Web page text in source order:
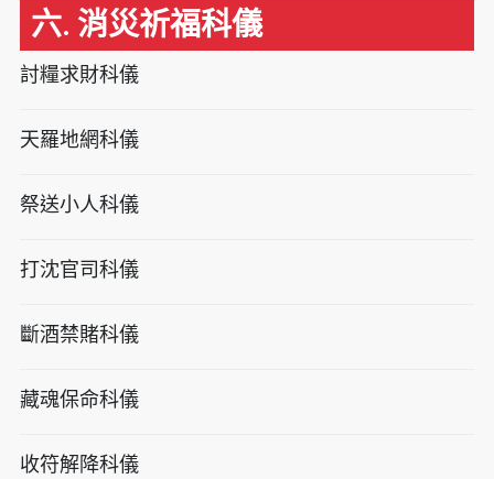
六. 消災祈福科儀
討糧求財科儀
天羅地網科儀
祭送小人科儀
打沈官司科儀
斷酒禁賭科儀
藏魂保命科儀
收符解降科儀